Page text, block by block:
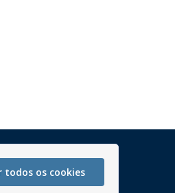
todos os cookies